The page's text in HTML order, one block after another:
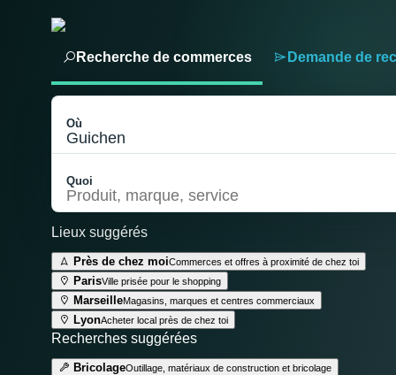
Aller au contenu
Recherche de commerces Demande de
Où
Quoi
Lieux suggérés
Près de chez moiCommerces et offres à proximité de chez toi
ParisVille prisée pour le shopping
MarseilleMagasins, marques et centres commerciaux
LyonAcheter local près de chez toi
Recherches suggérées
BricolageOutillage, matériaux de construction et bricolage